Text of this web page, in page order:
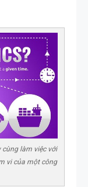
làm việc với
vi của một công